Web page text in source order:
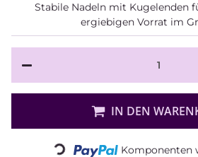
Stabile Nadeln mit Kugelenden
ergiebigen Vorrat im
IN DEN
Loading... Komponenten